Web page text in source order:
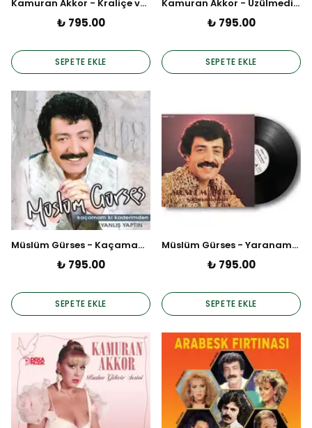
Kamuran Akkor - Kraliçe ve Müzik - PLAK
₺ 795.00
SEPETE EKLE
Kamuran Akkor - Üzülmedim Ki / Şikayetim Var (Plak)
₺ 795.00
SEPETE EKLE
Müslüm Gürses - Kaçamam Ki Kaderimden (Plak)
₺ 795.00
SEPETE EKLE
Müslüm Gürses - Yaranamadım (Plak)
₺ 795.00
SEPETE EKLE